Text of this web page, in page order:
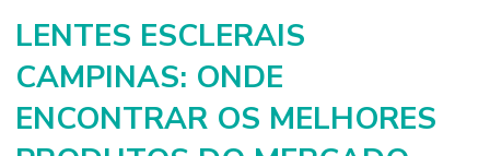
LENTES ESCLERAIS
CAMPINAS: ONDE
ENCONTRAR OS MELHORES